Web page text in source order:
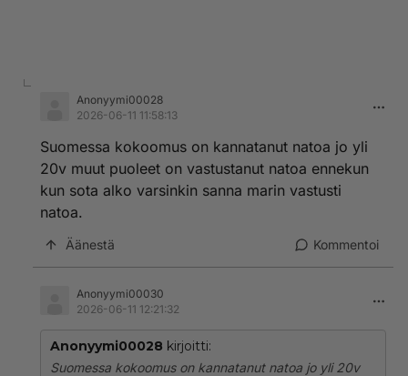
Anonyymi00028
2026-06-11 11:58:13
Suomessa kokoomus on kannatanut natoa jo yli
20v muut puoleet on vastustanut natoa ennekun
kun sota alko varsinkin sanna marin vastusti
natoa.
Äänestä Kommentoi
Anonyymi00030
2026-06-11 12:21:32
Anonyymi00028 kirjoitti:
Suomessa kokoomus on kannatanut natoa jo yli 20v